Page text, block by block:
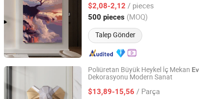
$2,08-2,12 / pieces
500 pieces (MOQ)
Talep Gönder
Zhejiang, China Fiyat 2024
Poliüretan Büyük Heykel İç Mekan Ev
Dekorasyonu Modern Sanat
$13,89-15,56 / Parça
Wesmo Industries Limited